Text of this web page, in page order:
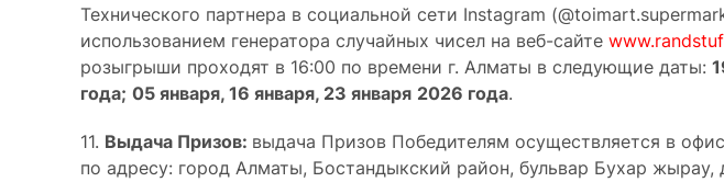
Технического партнера в социальной сети Instagram
использованием генератора случайных чисел на веб-сайте
розыгрыши проходят в 16:00 по времени г. Алматы в следующие даты:
года; 05 января, 16 января, 23 января 2026 года.
11. Выдача Призов: выдача Призов Победителям осуществляется в
по адресу: город Алматы, Бостандыкский район, бульвар Бухар жырау,